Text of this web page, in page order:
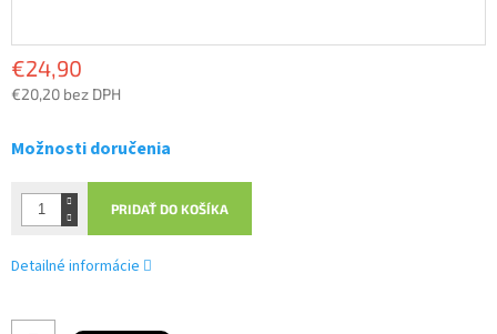
€24,90
€20,20 bez DPH
cena:
Možnosti doručenia
PRIDAŤ DO KOŠÍKA
Detailné informácie